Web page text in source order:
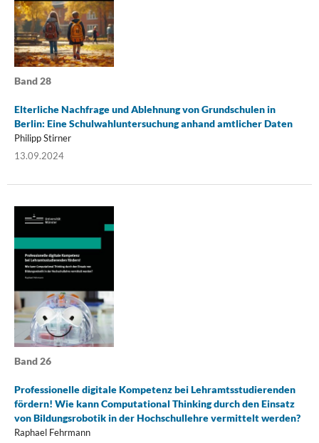
Band 28
Elterliche Nachfrage und Ablehnung von Grundschulen in
Berlin: Eine Schulwahluntersuchung anhand amtlicher Daten
Philipp Stirner
13.09.2024
Band 26
Professionelle digitale Kompetenz bei Lehramtsstudierenden
fördern! Wie kann Computational Thinking durch den Einsatz
von Bildungsrobotik in der Hochschullehre vermittelt werden?
Raphael Fehrmann